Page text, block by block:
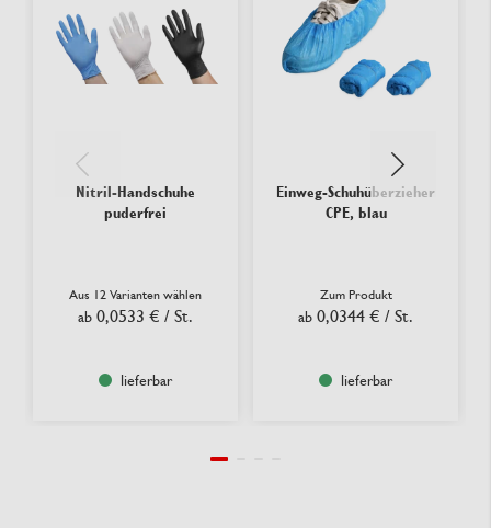
Nitril-Handschuhe
puderfrei
Aus 12 Varianten wählen
ab 0,0533 € / St.
lieferbar
Einweg-Schuhüberzieher
CPE, blau
Zum Produkt
ab 0,0344 € / St.
lieferbar